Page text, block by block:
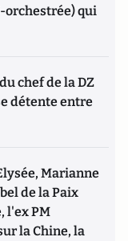
orchestrée) qui
chef de la DZ
détente entre
Marianne
de la Paix
l'ex PM
la Chine, la